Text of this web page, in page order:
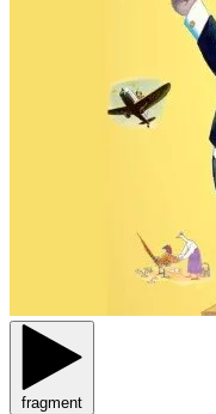
fragment